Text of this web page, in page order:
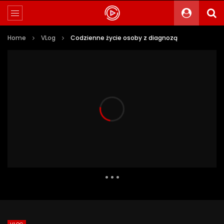
Home VLog Codzienne życie osoby z diagnozą